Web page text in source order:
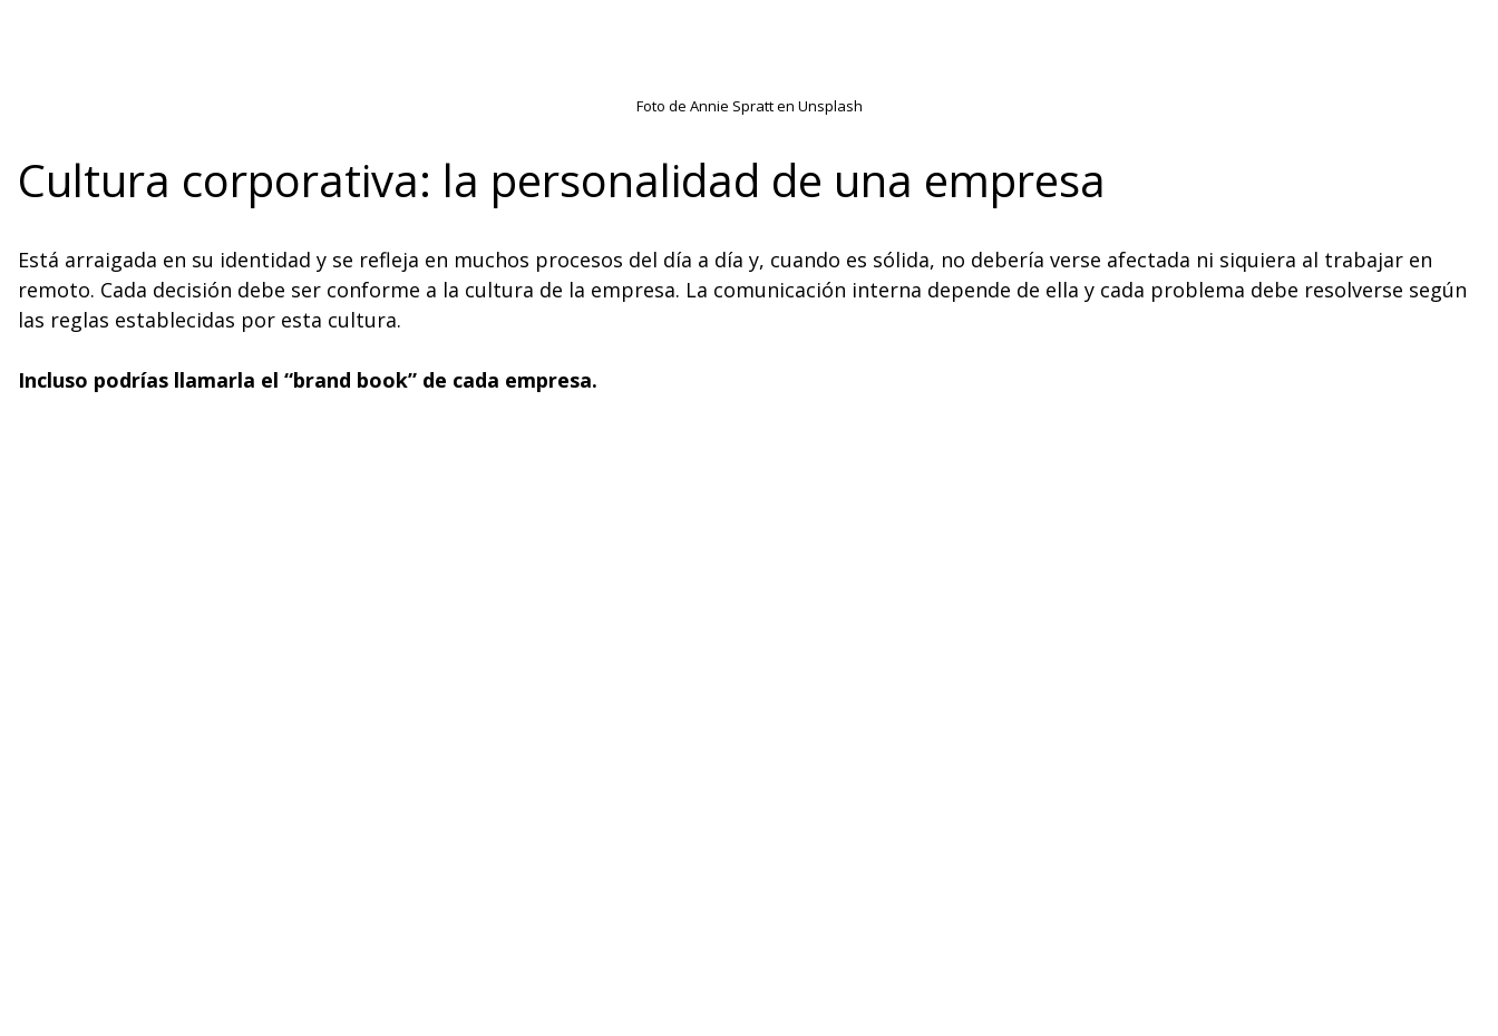
Foto de Annie Spratt en Unsplash
Cultura corporativa: la personalidad de una empresa
Está arraigada en su identidad y se refleja en muchos procesos del día a día y, cuando es sólida, no debería verse afectada ni siquiera al trabajar en
remoto. Cada decisión debe ser conforme a la cultura de la empresa. La comunicación interna depende de ella y cada problema debe resolverse según
las reglas establecidas por esta cultura.
Incluso podrías llamarla el “brand book” de cada empresa.